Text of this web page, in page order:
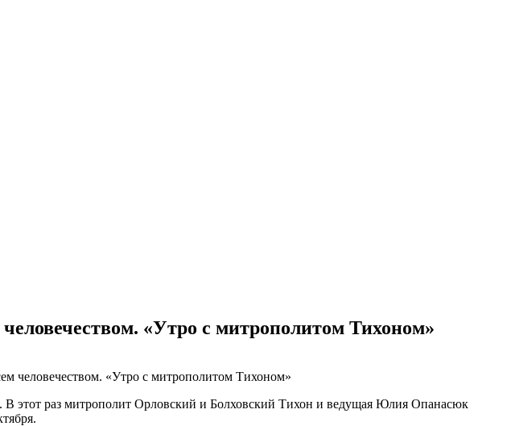
«Утро с митрополитом Тихоном»
этот раз митрополит Орловский и Болховский Тихон и ведущая Юлия Опанасюк